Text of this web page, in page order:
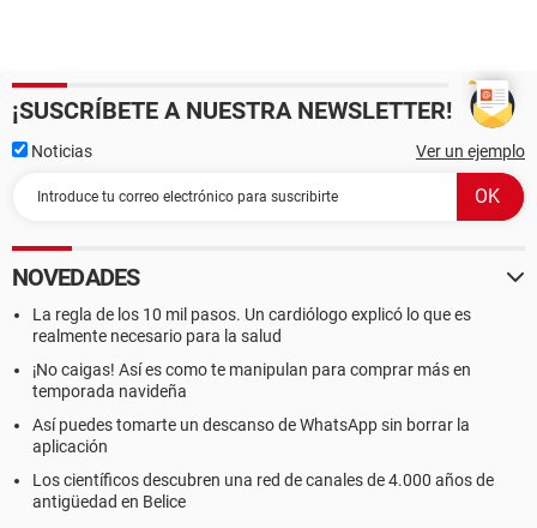
¡SUSCRÍBETE A NUESTRA NEWSLETTER!
Noticias Ver un ejemplo
NOVEDADES
La regla de los 10 mil pasos. Un cardiólogo explicó lo que es
realmente necesario para la salud
¡No caigas! Así es como te manipulan para comprar más en
temporada navideña
Así puedes tomarte un descanso de WhatsApp sin borrar la
aplicación
Los científicos descubren una red de canales de 4.000 años de
antigüedad en Belice